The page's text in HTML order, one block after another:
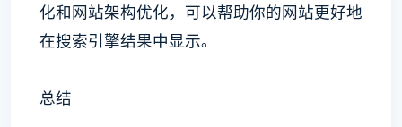
化和网站架构优化，可以帮助你的网站更好地
在搜索引擎结果中显示。
总结